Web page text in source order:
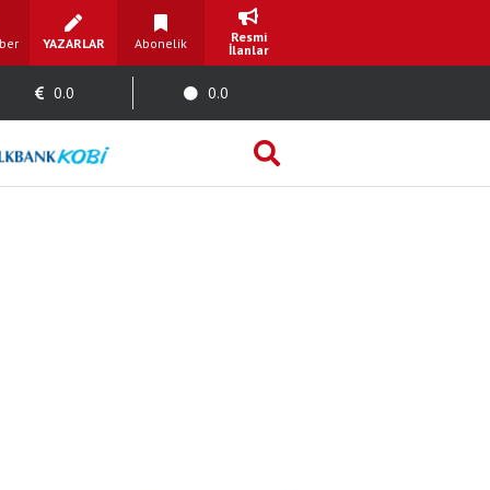
YAZARLAR Abonelik
Resmi
İlanlar
0.0 0.0